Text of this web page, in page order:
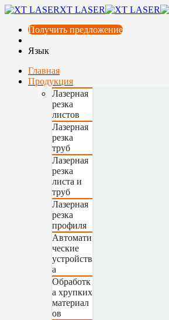
XT LASER
Получить предложение
Язык
Главная
Продукция
Лазерная
резка
листов
Лазерная
резка
труб
Лазерная
резка
листа и
труб
Лазерная
резка
профиля
Автомати
ческие
устройств
а
Обработк
а хрупких
материал
ов